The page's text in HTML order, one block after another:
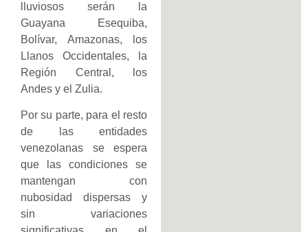
lluviosos serán la
Guayana Esequiba,
Bolívar, Amazonas, los
Llanos Occidentales, la
Región Central, los
Andes y el Zulia.
Por su parte, para el resto
de las entidades
venezolanas se espera
que las condiciones se
mantengan con
nubosidad dispersas y
sin variaciones